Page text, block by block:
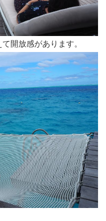
開放感があります。